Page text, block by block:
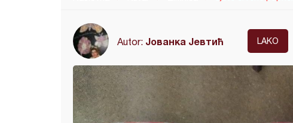
Autor: Јованка Јевтић LAKO